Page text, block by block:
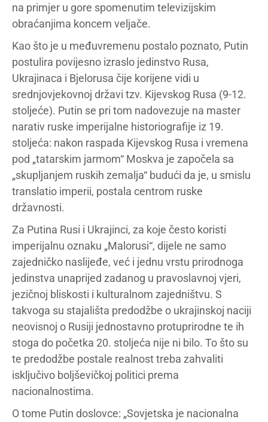
na primjer u gore spomenutim televizijskim
obraćanjima koncem veljače.
Kao što je u međuvremenu postalo poznato, Putin
postulira povijesno izraslo jedinstvo Rusa,
Ukrajinaca i Bjelorusa čije korijene vidi u
srednjovjekovnoj državi tzv. Kijevskog Rusa (9-12.
stoljeće). Putin se pri tom nadovezuje na master
narativ ruske imperijalne historiografije iz 19.
stoljeća: nakon raspada Kijevskog Rusa i vremena
pod „tatarskim jarmom“ Moskva je započela sa
„skupljanjem ruskih zemalja“ budući da je, u smislu
translatio imperii, postala centrom ruske
državnosti.
Za Putina Rusi i Ukrajinci, za koje često koristi
imperijalnu oznaku „Malorusi“, dijele ne samo
zajedničko naslijeđe, već i jednu vrstu prirodnoga
jedinstva unaprijed zadanog u pravoslavnoj vjeri,
jezičnoj bliskosti i kulturalnom zajedništvu. S
takvoga su stajališta predodžbe o ukrajinskoj naciji
neovisnoj o Rusiji jednostavno protuprirodne te ih
stoga do početka 20. stoljeća nije ni bilo. To što su
te predodžbe postale realnost treba zahvaliti
isključivo boljševičkoj politici prema
nacionalnostima.
O tome Putin doslovce: „Sovjetska je nacionalna